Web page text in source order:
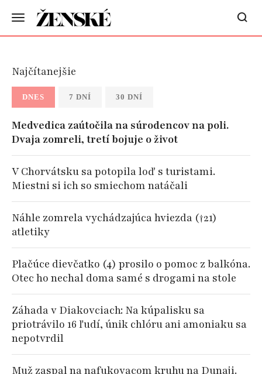
Najčítanejšie
DNES 7 DNÍ 30 DNÍ
Medvedica zaútočila na súrodencov na poli.
Dvaja zomreli, tretí bojuje o život
V Chorvátsku sa potopila loď s turistami.
Miestni si ich so smiechom natáčali
Náhle zomrela vychádzajúca hviezda (†21)
atletiky
Plačúce dievčatko (4) prosilo o pomoc z balkóna.
Otec ho nechal doma samé s drogami na stole
Záhada v Diakovciach: Na kúpalisku sa
priotrávilo 16 ľudí, únik chlóru ani amoniaku sa
nepotvrdil
Muž zaspal na nafukovacom kruhu na Dunaji.